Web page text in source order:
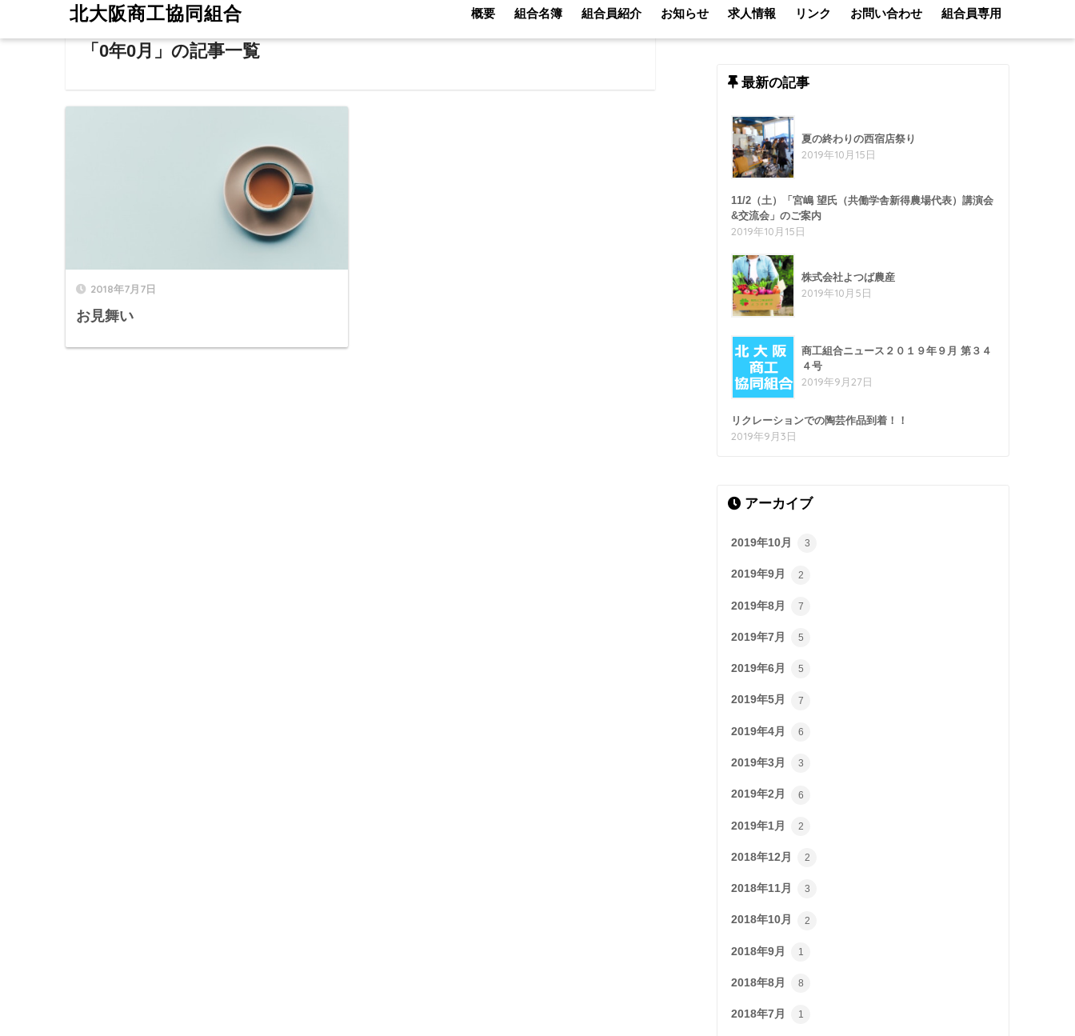
北大阪商工協同組合 概要 組合名簿 組合員紹介 お知らせ 求人情報 リンク お問い合わせ 組合員専用
ホーム 0年
「0年0月」の記事一覧
2018年7月7日
お見舞い
最新の記事
夏の終わりの西宿店祭り
2019年10月15日
11/2（土）「宮嶋 望氏（共働学舎新得農場代表）講演会
&交流会」のご案内
2019年10月15日
株式会社よつば農産
2019年10月5日
商工組合ニュース２０１９年９月 第３４
４号
2019年9月27日
リクレーションでの陶芸作品到着！！
2019年9月3日
アーカイブ
2019年10月 3
2019年9月 2
2019年8月 7
2019年7月 5
2019年6月 5
2019年5月 7
2019年4月 6
2019年3月 3
2019年2月 6
2019年1月 2
2018年12月 2
2018年11月 3
2018年10月 2
2018年9月 1
2018年8月 8
2018年7月 1